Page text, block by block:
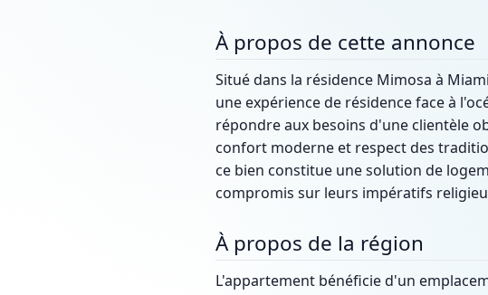
À propos de cette annonce
Situé dans la résidence Mimosa à
une expérience de résidence face à
répondre aux besoins d'une clientèle
confort moderne et respect des
ce bien constitue une solution de
compromis sur leurs impératifs
À propos de la région
L'appartement bénéficie d'un